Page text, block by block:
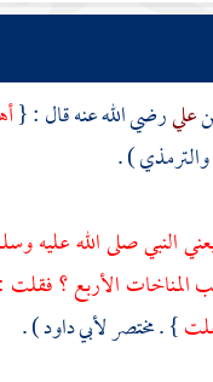
عليرضي الله عنه قال : {
والترمذي) .
النبي صلى الله عليه
المناخات الأربع ؟
} . مختصرلأبي داود) .